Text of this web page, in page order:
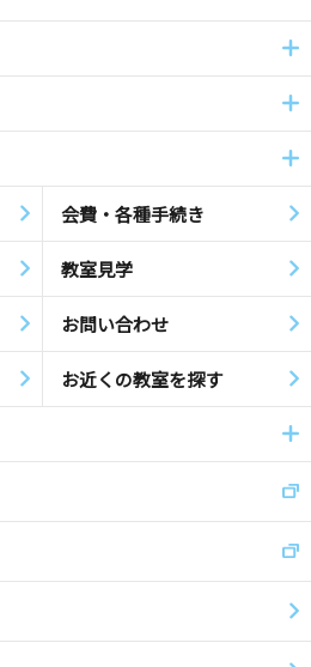
会費・各種手続き
教室見学
お問い合わせ
お近くの教室を探す